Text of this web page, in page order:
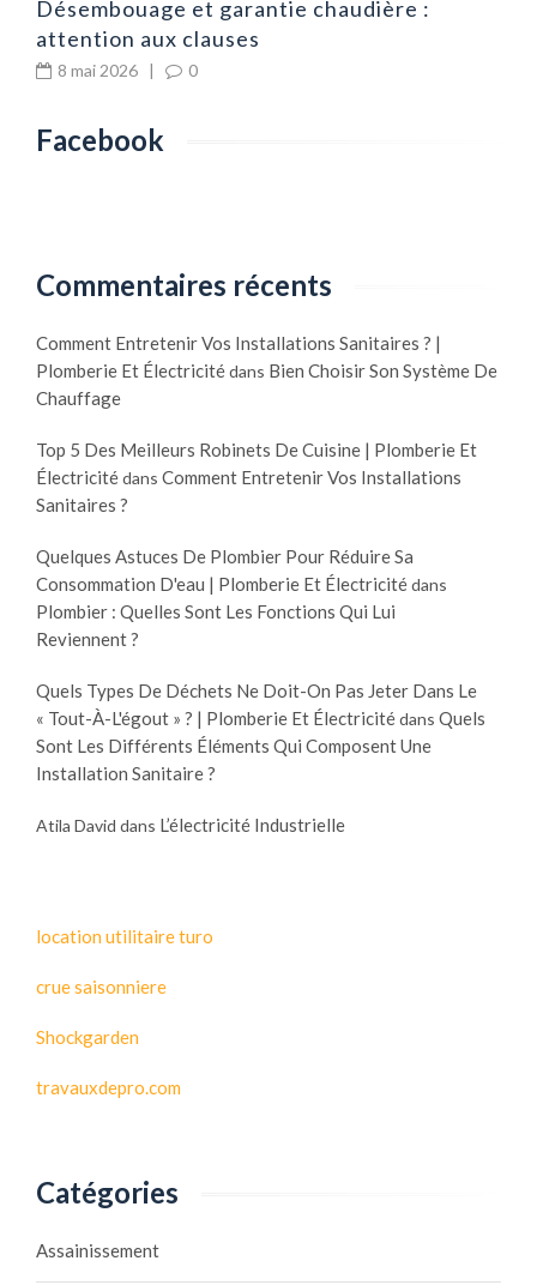
Désembouage et garantie chaudière :
attention aux clauses
8 mai 2026 | 0
Facebook
Commentaires récents
Comment Entretenir Vos Installations Sanitaires ? |
Plomberie Et Électricitédans Bien Choisir Son Système De
Chauffage
Top 5 Des Meilleurs Robinets De Cuisine | Plomberie Et
Électricitédans Comment Entretenir Vos Installations
Sanitaires ?
Quelques Astuces De Plombier Pour Réduire Sa
Consommation D'eau | Plomberie Et Électricitédans
Plombier : Quelles Sont Les Fonctions Qui Lui
Reviennent ?
Quels Types De Déchets Ne Doit-On Pas Jeter Dans Le
« Tout-À-L'égout » ? | Plomberie Et Électricitédans Quels
Sont Les Différents Éléments Qui Composent Une
Installation Sanitaire ?
Atila David dans L’électricité Industrielle
location utilitaire turo
crue saisonniere
Shockgarden
travauxdepro.com
Catégories
Assainissement